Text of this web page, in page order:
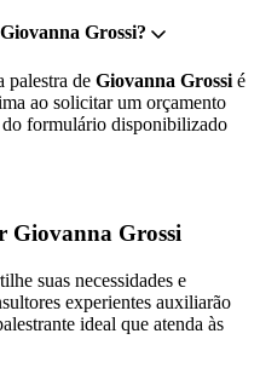
Grossi?
palestra de Giovanna Grossi é
ao solicitar um orçamento
do formulário disponibilizado
Giovanna Grossi
suas necessidades e
experientes auxiliarão
ideal que atenda às